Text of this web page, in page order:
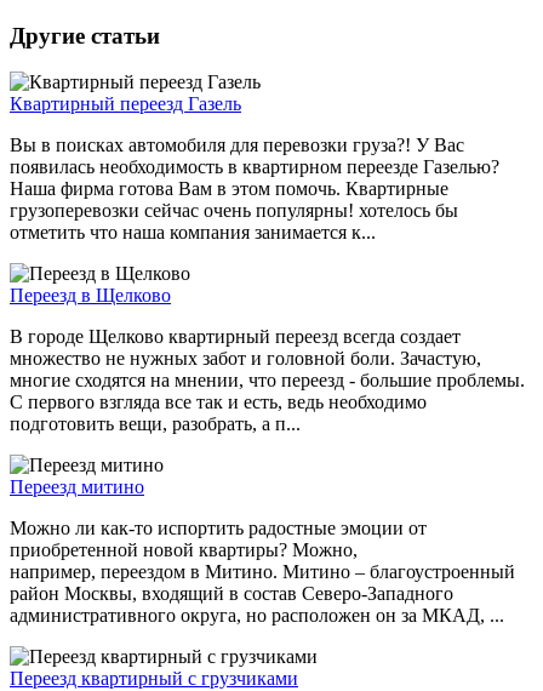
Другие статьи
Квартирный переезд Газель
Вы в поисках автомобиля для перевозки груза?! У Вас
появилась необходимость в квартирном переезде Газелью?
Наша фирма готова Вам в этом помочь. Квартирные
грузоперевозки сейчас очень популярны! хотелось бы
отметить что наша компания занимается к...
Переезд в Щелково
В городе Щелково квартирный переезд всегда создает
множество не нужных забот и головной боли. Зачастую,
многие сходятся на мнении, что переезд - большие проблемы.
С первого взгляда все так и есть, ведь необходимо
подготовить вещи, разобрать, а п...
Переезд митино
Можно ли как-то испортить радостные эмоции от
приобретенной новой квартиры? Можно,
например, переездом в Митино. Митино – благоустроенный
район Москвы, входящий в состав Северо-Западного
административного округа, но расположен он за МКАД, ...
Переезд квартирный с грузчиками